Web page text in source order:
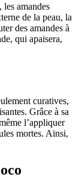
les amandes
de la peau, la
des amandes à
qui apaisera,
curatives,
Grâce à sa
l’appliquer
mortes. Ainsi,